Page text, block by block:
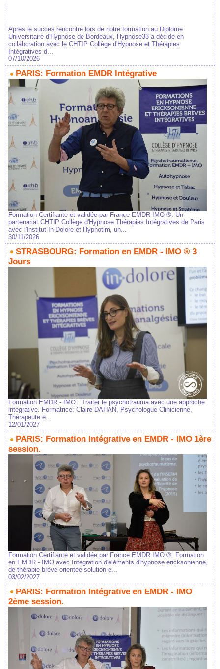
Après le succès rencontré lors de notre formation au Diplôme
Universitaire d'Hypnose de Bordeaux, Hypnose33 a décidé en
collaboration avec le CHTIP Collège d'Hypnose et Thérapies
Intégratives d...
07/10/2026
PARIS: Formation EMDR Intégrative
Formation Certifiante et validée par France EMDR IMO ®. Un
partenariat CHTIP Collège d'Hypnose Thérapies Intégratives de Paris
avec l'Institut In-Dolore et Hypnotim, un...
30/11/2026
STRASBOURG: Formation en EMDR - IMO ® 3
Jours
Formation EMDR - IMO : Traiter le psychotrauma avec une approche
intégrative. Formatrice: Claire DAHAN, Psychologue Clinicienne,
Thérapeute e...
12/01/2027
PARIS: Formation Intégrative en EMDR - IMO 1ère
session.
Formation Certifiante et validée par France EMDR IMO ®. Formation
en EMDR - IMO avec Intégration d'éléments d'hypnose ericksonienne,
de thérapie brève orientée solution e...
03/02/2027
PARIS: Formation Intégrative en EMDR - IMO
2ème session.